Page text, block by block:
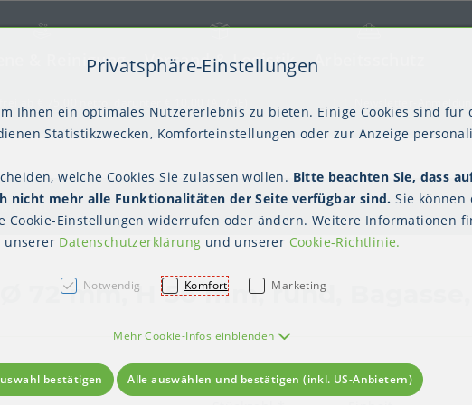
Tisch Gastroverpackungen Küchenbedarf Hygiene &
& Reinigung
(PSA) Hygienepapiere Waschraumhygiene
Versand & Logistik
Palettensicherung Polstern & Kennzeichnen
Arbeitsschutz
Einweghauben Mundschutz Schutzkleidung
72 mm, H 56 mm, rund, Bagasse,
Privatsphäre-Einstellungen
Ihnen ein optimales Nutzererlebnis zu bieten. Einige Cookies sind für
Statistikzwecken, Komforteinstellungen oder zur Anzeige
welche Cookies Sie zulassen wollen. Bitte beachten Sie, dass
nicht mehr alle Funktionalitäten der Seite verfügbar sind. Sie können
Cookie-Einstellungen widerrufen oder ändern. Weitere Informationen
unserer Datenschutzerklärung und unserer Cookie-Richtlinie.
Notwendig Komfort Marketing
Mehr Cookie-Infos einblenden
bestätigen Alle auswählen und bestätigen (inkl. US-Anbietern)